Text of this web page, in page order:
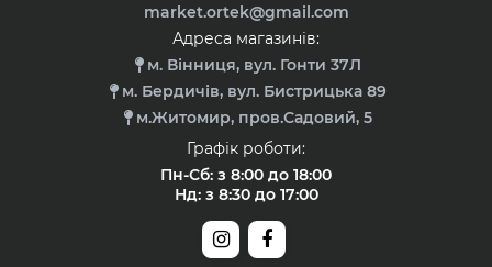
market.ortek@gmail.com
Адреса магазинів:
м. Вінниця, вул. Гонти 37Л
м. Бердичів, вул. Бистрицька 89
м.Житомир, пров.Садовий, 5
Графік роботи:
Пн-Сб: з 8:00 до 18:00
Нд: з 8:30 до 17:00